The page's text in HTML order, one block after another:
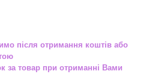
після отримання коштів або
за товар при отриманні Вами